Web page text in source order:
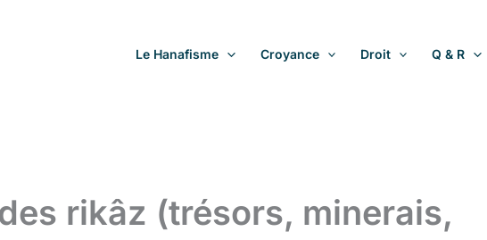
Le Hanafisme Croyance Droit Q & R
rikâz (trésors, minerais,